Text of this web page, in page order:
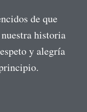
de que
historia
y alegría